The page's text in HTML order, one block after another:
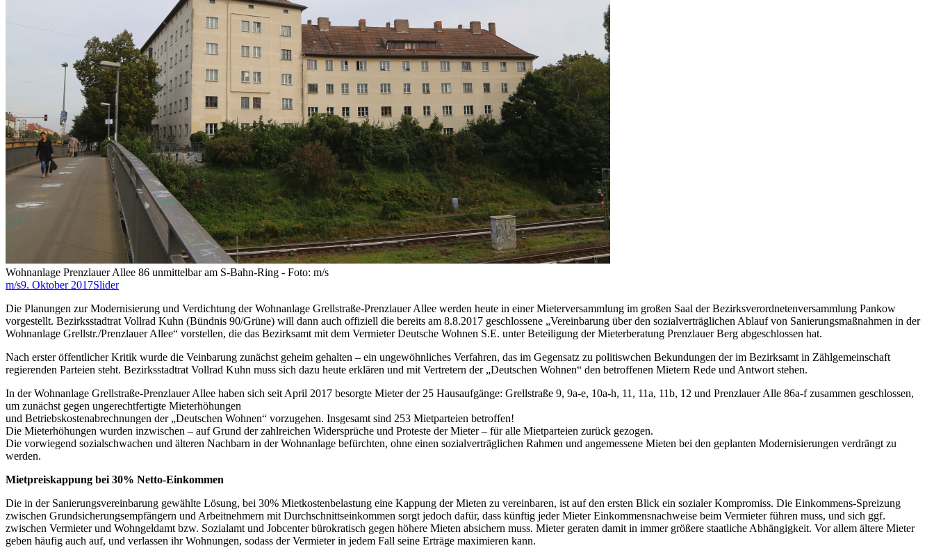
Wohnanlage Prenzlauer Allee 86 unmittelbar am S-Bahn-Ring - Foto: m/s
m/s9. Oktober 2017Slider
Die Planungen zur Modernisierung und Verdichtung der Wohnanlage Grellstraße-Prenzlauer Allee werden heute in einer Mieterversammlung im großen Saal der Bezirksverordnetenversammlung Pankow
vorgestellt. Bezirksstadtrat Vollrad Kuhn (Bündnis 90/Grüne) will dann auch offiziell die bereits am 8.8.2017 geschlossene „Vereinbarung über den sozialverträglichen Ablauf von Sanierungsmaßnahmen in der
Wohnanlage Grellstr./Prenzlauer Allee“ vorstellen, die das Bezirksamt mit dem Vermieter Deutsche Wohnen S.E. unter Beteiligung der Mieterberatung Prenzlauer Berg abgeschlossen hat.
Nach erster öffentlicher Kritik wurde die Veinbarung zunächst geheim gehalten – ein ungewöhnliches Verfahren, das im Gegensatz zu politiswchen Bekundungen der im Bezirksamt in Zählgemeinschaft
regierenden Parteien steht. Bezirksstadtrat Vollrad Kuhn muss sich dazu heute erklären und mit Vertretern der „Deutschen Wohnen“ den betroffenen Mietern Rede und Antwort stehen.
In der Wohnanlage Grellstraße-Prenzlauer Allee haben sich seit April 2017 besorgte Mieter der 25 Hausaufgänge: Grellstraße 9, 9a-e, 10a-h, 11, 11a, 11b, 12 und Prenzlauer Alle 86a-f zusammen geschlossen,
um zunächst gegen ungerechtfertigte Mieterhöhungen
und Betriebskostenabrechnungen der „Deutschen Wohnen“ vorzugehen. Insgesamt sind 253 Mietparteien betroffen!
Die Mieterhöhungen wurden inzwischen – auf Grund der zahlreichen Widersprüche und Proteste der Mieter – für alle Mietparteien zurück gezogen.
Die vorwiegend sozialschwachen und älteren Nachbarn in der Wohnanlage befürchten, ohne einen sozialverträglichen Rahmen und angemessene Mieten bei den geplanten Modernisierungen verdrängt zu
werden.
Mietpreiskappung bei 30% Netto-Einkommen
Die in der Sanierungsvereinbarung gewählte Lösung, bei 30% Mietkostenbelastung eine Kappung der Mieten zu vereinbaren, ist auf den ersten Blick ein sozialer Kompromiss. Die Einkommens-Spreizung
zwischen Grundsicherungsempfängern und Arbeitnehmern mit Durchschnittseinkommen sorgt jedoch dafür, dass künftig jeder Mieter Einkommensnachweise beim Vermieter führen muss, und sich ggf.
zwischen Vermieter und Wohngeldamt bzw. Sozialamt und Jobcenter bürokratisch gegen höhere Mieten absichern muss. Mieter geraten damit in immer größere staatliche Abhängigkeit. Vor allem ältere Mieter
geben häufig auch auf, und verlassen ihr Wohnungen, sodass der Vermieter in jedem Fall seine Erträge maximieren kann.